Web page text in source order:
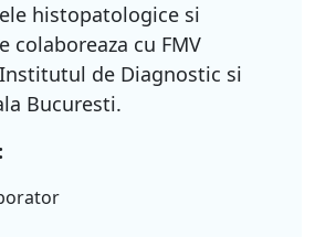
histopatologice si
colaboreaza cu FMV
de Diagnostic si
Bucuresti.